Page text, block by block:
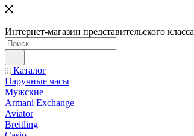
Интернет-магазин представительского класса
Каталог
Наручные часы
Мужские
Armani Exchange
Aviator
Breitling